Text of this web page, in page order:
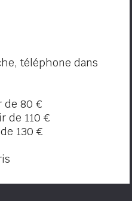
téléphone dans
de 80 €
de 110 €
130 €